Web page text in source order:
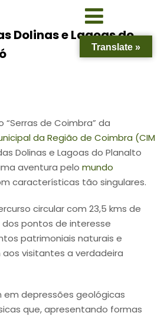
Dolinas e Lagoas do
de Coimbra” da
da Região de Coimbra (CIM
Dolinas e Lagoas do Planalto
aventura pelo mundo
características tão singulares.
circular com 23,5 kms de
pontos de interesse
patrimoniais naturais e
visitantes a verdadeira
em depressões geológicas
que, apresentando formas
Translate »